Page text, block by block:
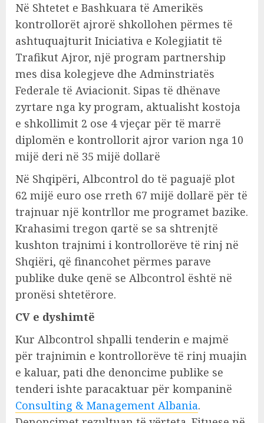
Në Shtetet e Bashkuara të Amerikës
kontrollorët ajrorë shkollohen përmes të
ashtuquajturit Iniciativa e Kolegjiatit të
Trafikut Ajror, një program partnership
mes disa kolegjeve dhe Adminstriatës
Federale të Aviacionit. Sipas të dhënave
zyrtare nga ky program, aktualisht kostoja
e shkollimit 2 ose 4 vjeçar për të marrë
diplomën e kontrollorit ajror varion nga 10
mijë deri në 35 mijë dollarë
Në Shqipëri, Albcontrol do të paguajë plot
62 mijë euro ose rreth 67 mijë dollarë për të
trajnuar një kontrllor me programet bazike.
Krahasimi tregon qartë se sa shtrenjtë
kushton trajnimi i kontrollorëve të rinj në
Shqiëri, që financohet përmes parave
publike duke qenë se Albcontrol është në
pronësi shtetërore.
CV e dyshimtë
Kur Albcontrol shpalli tenderin e majmë
për trajnimin e kontrollorëve të rinj muajin
e kaluar, pati dhe denoncime publike se
tenderi ishte paracaktuar për kompaninë
Consulting & Management Albania.